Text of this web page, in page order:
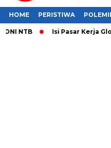
HOME PERISTIWA
​Isi Pasar Kerja